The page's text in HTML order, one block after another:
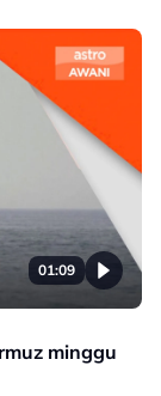
01:09
minggu